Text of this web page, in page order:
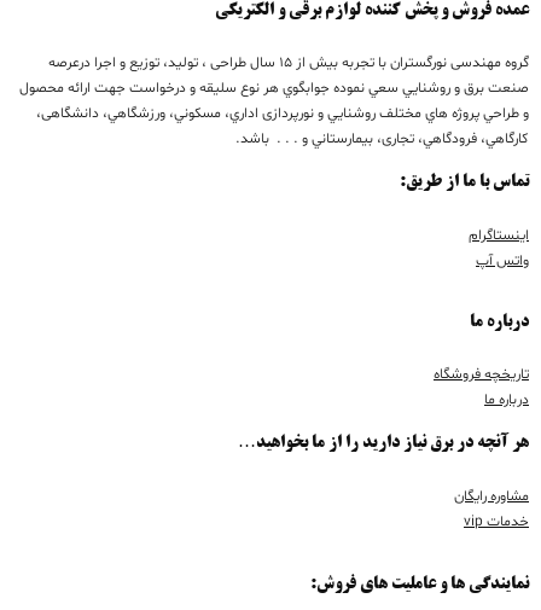
عمده فروش و پخش کننده لوازم برقی و الکتریکی
گروه مهندسی نورگستران با تجربه بيش از 15 سال طراحی ، تولید، توزیع و اجرا درعرصه
صنعت برق و روشنايي سعي نموده جوابگوي هر نوع سليقه و درخواست جهت ارائه محصول
و طراحي پروژه هاي مختلف روشنايي و نورپردازی اداري، مسكوني، ورزشگاهي، دانشگاهی،
كارگاهي، فرودگاهي، تجاری، بيمارستاني و . . . باشد.
تماس با ما از طریق:
اینستاگرام
واتس آپ
درباره ما
تاریخچه فروشگاه
درباره ما
هر آنچه در برق نیاز دارید را از ما بخواهید…
مشاوره رایگان
خدمات vip
نمایندگی ها و عاملیت های فروش: